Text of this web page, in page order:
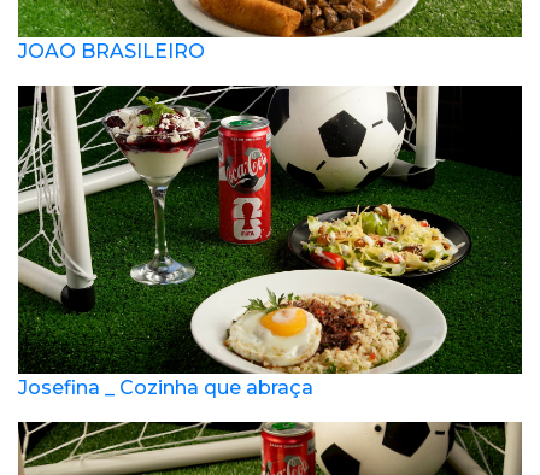
JOAO BRASILEIRO
Josefina _ Cozinha que abraça